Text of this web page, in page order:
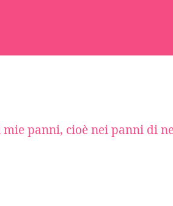
panni, cioè nei panni di